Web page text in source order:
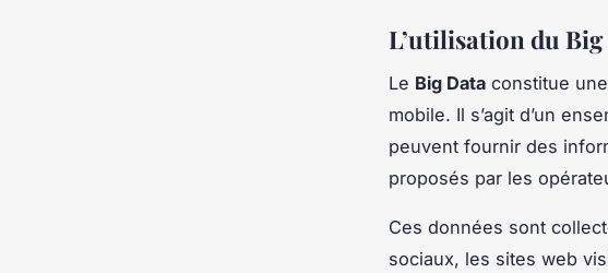
L’utilisation du
Le Big Data constitue
mobile. Il s’agit d’un
peuvent fournir des
proposés par les
Ces données sont
sociaux, les sites web